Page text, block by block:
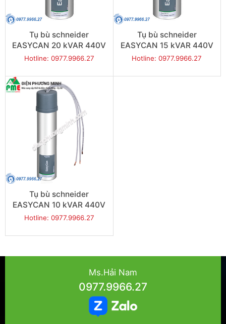
Tụ bù schneider
EASYCAN 20 kVAR 440V
Hotline: 0977.9966.27
Tụ bù schneider
EASYCAN 15 kVAR 440V
Hotline: 0977.9966.27
Tụ bù schneider
EASYCAN 10 kVAR 440V
Hotline: 0977.9966.27
Ms.Hải Nam
0977.9966.27